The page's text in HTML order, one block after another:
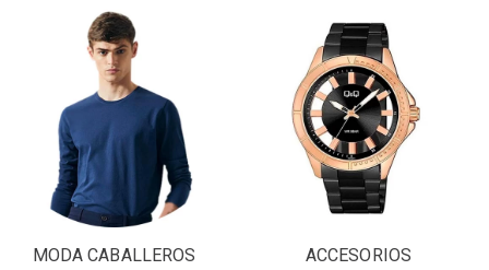
MODA CABALLEROS ACCESORIOS